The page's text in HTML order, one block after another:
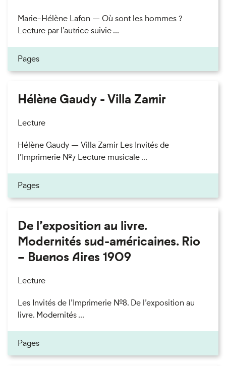
Marie-Hélène Lafon — Où sont les hommes ?
Lecture par l’autrice suivie ...
Pages
Hélène Gaudy - Villa Zamir
Lecture
Hélène Gaudy — Villa Zamir Les Invités de
l’Imprimerie n°7 Lecture musicale ...
Pages
De l’exposition au livre.
Modernités sud-américaines. Rio
– Buenos Aires 1909
Lecture
Les Invités de l’Imprimerie n°8. De l’exposition au
livre. Modernités ...
Pages